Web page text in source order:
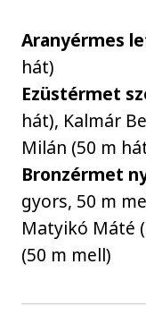
Aranyérmes
hát)
Ezüstérmet
hát), Kalmár
Milán (50 m
Bronzérmet
gyors, 50 m
Matyikó Máté
(50 m mell)